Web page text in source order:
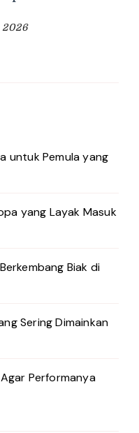
untuk Pemula yang
yang Layak Masuk
Biak di
Sering Dimainkan
Performanya